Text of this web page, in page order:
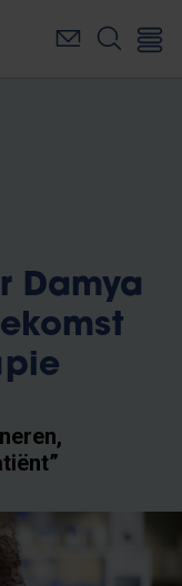
Damya